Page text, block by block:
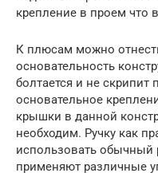
крепление в проем что
К плюсам можно
основательность
болтается и не скрипит
основательное
крышки в данной
необходим. Ручку как
использовать обычный
применяют различные